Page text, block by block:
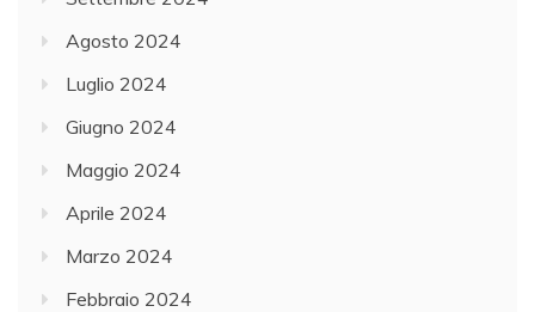
Agosto 2024
Luglio 2024
Giugno 2024
Maggio 2024
Aprile 2024
Marzo 2024
Febbraio 2024